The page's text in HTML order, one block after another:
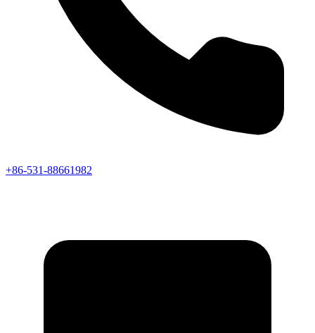
+86-531-88661982